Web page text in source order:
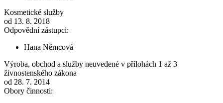
Kosmetické služby
od 13. 8. 2018
Odpovědní zástupci:
Hana Němcová
Výroba, obchod a služby neuvedené v přílohách 1 až 3
živnostenského zákona
od 28. 7. 2014
Obory činnosti: